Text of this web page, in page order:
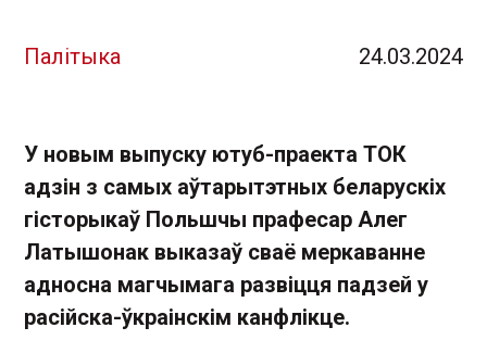
Палітыка 24.03.2024
У новым выпуску ютуб-праекта ТОК
адзін з самых аўтарытэтных беларускіх
гісторыкаў Польшчы прафесар Алег
Латышонак выказаў сваё меркаванне
адносна магчымага развіцця падзей у
расійска-ўкраінскім канфлікце.